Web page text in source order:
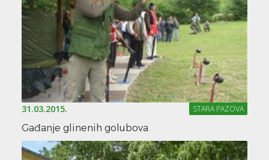
31.03.2015. STARA PAZOVA
Gađanje glinenih golubova